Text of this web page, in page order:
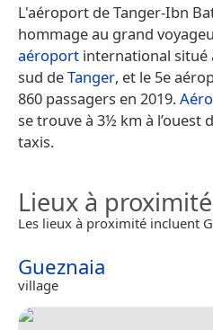
L'aéroport de Tanger-Ibn
hommage au grand
aéroport international situé
sud deTanger, et le 5e
860 passagers en 2019.
se trouve à 3½ km à l’ouest
taxis.
Lieux à proximité
Les lieux à proximité incluent
Gueznaia
village